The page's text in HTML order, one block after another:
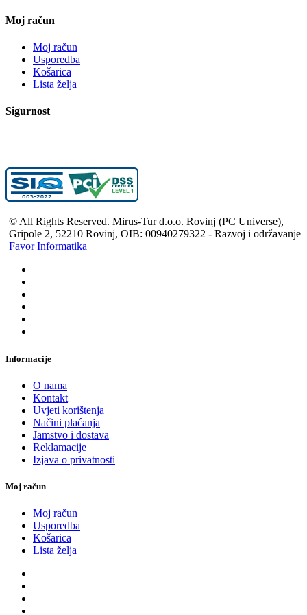
Moj račun
Moj račun
Usporedba
Košarica
Lista želja
Sigurnost
© All Rights Reserved. Mirus-Tur d.o.o. Rovinj (PC Universe),
Gripole 2, 52210 Rovinj, OIB: 00940279322 - Razvoj i održavanje
Favor Informatika
Informacije
O nama
Kontakt
Uvjeti korištenja
Načini plaćanja
Jamstvo i dostava
Reklamacije
Izjava o privatnosti
Moj račun
Moj račun
Usporedba
Košarica
Lista želja